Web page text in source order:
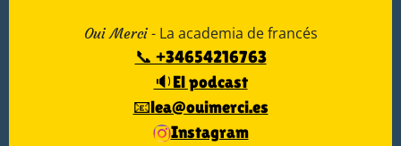
Oui Merci- La academia de francés
📞 +34654216763
🔉El podcast
📧lea@ouimerci.es
Instagram